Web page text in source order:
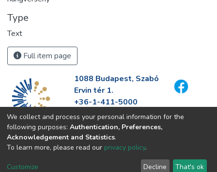
Type
Text
Full item page
1088 Budapest, Szabó
Ervin tér 1.
+36-1-411-5000
info@fszek.hu
https://fszek.hu
We collect and process your personal information for the
following purposes: Authentication, Preferences,
Acknowledgement and Statistics.
To learn more, please read our privacy policy.
Customize Decline That's ok